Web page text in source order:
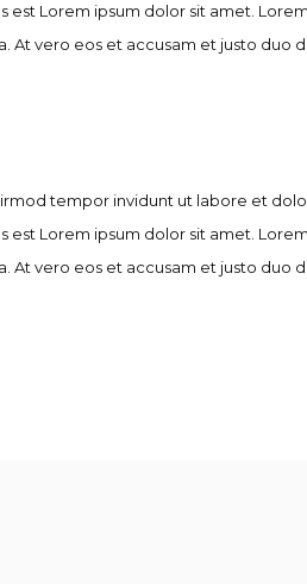
Lorem ipsum dolor sit amet.
vero eos et accusam et justo duo
tempor invidunt ut labore et
Lorem ipsum dolor sit amet.
vero eos et accusam et justo duo